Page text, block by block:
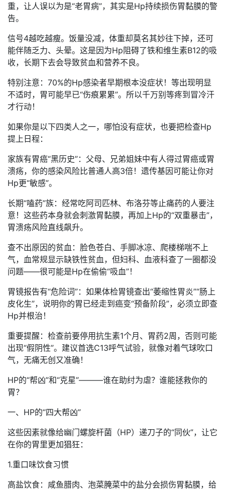
重，让人误以为是“老胃病”，其实是Hp持续损伤胃黏膜的警
告。
信号4越吃越瘦。饭量没减，体重却莫名其妙往下掉，还可
能伴随乏力、头晕。这是因为Hp阻碍了铁和维生素B12的吸
收，长期下去会导致贫血和营养不良。
特别注意：70%的Hp感染者早期根本没症状！等出现明显
不适时，胃可能早已“伤痕累累”。所以千万别等疼到冒冷汗
才行动！
如果你是以下四类人之一，哪怕没有症状，也要把检查Hp
提上日程：
家族有胃癌“黑历史”：父母、兄弟姐妹中有人得过胃癌或胃
溃疡，你的感染风险比普通人高3倍！遗传基因可能让你对
Hp更“敏感”。
长期“嗑药”族：经常吃阿司匹林、布洛芬等止痛药的人要注
意！这些药本身就会刺激胃黏膜，再加上Hp的“双重暴击”，
胃溃疡风险直线飙升。
查不出原因的贫血：脸色苍白、手脚冰凉、爬楼梯喘不上
气，血常规显示缺铁性贫血，但妇科、血液科查了一圈都没
问题——很可能是Hp在偷偷“吸血”！
胃镜报告有“危险词”：如果体检胃镜查出“萎缩性胃炎”“肠上
皮化生”，说明你的胃已经走到癌变“预备阶段”，必须立即查
Hp并根治！
重要提醒：检查前要停用抗生素1个月、胃药2周，否则可能
出现“假阴性”。建议首选C13呼气试验，就像对着气球吹口
气，无痛无创又准确！
HP的“帮凶”和“克星”———谁在助纣为虐？谁能拯救你的
胃？
一、HP的“四大帮凶”
这些因素就像给幽门螺旋杆菌（HP）递刀子的“同伙”，让它
在你的胃里更加猖狂：
1.重口味饮食习惯
高盐饮食：咸鱼腊肉、泡菜腌菜中的盐分会损伤胃黏膜，给